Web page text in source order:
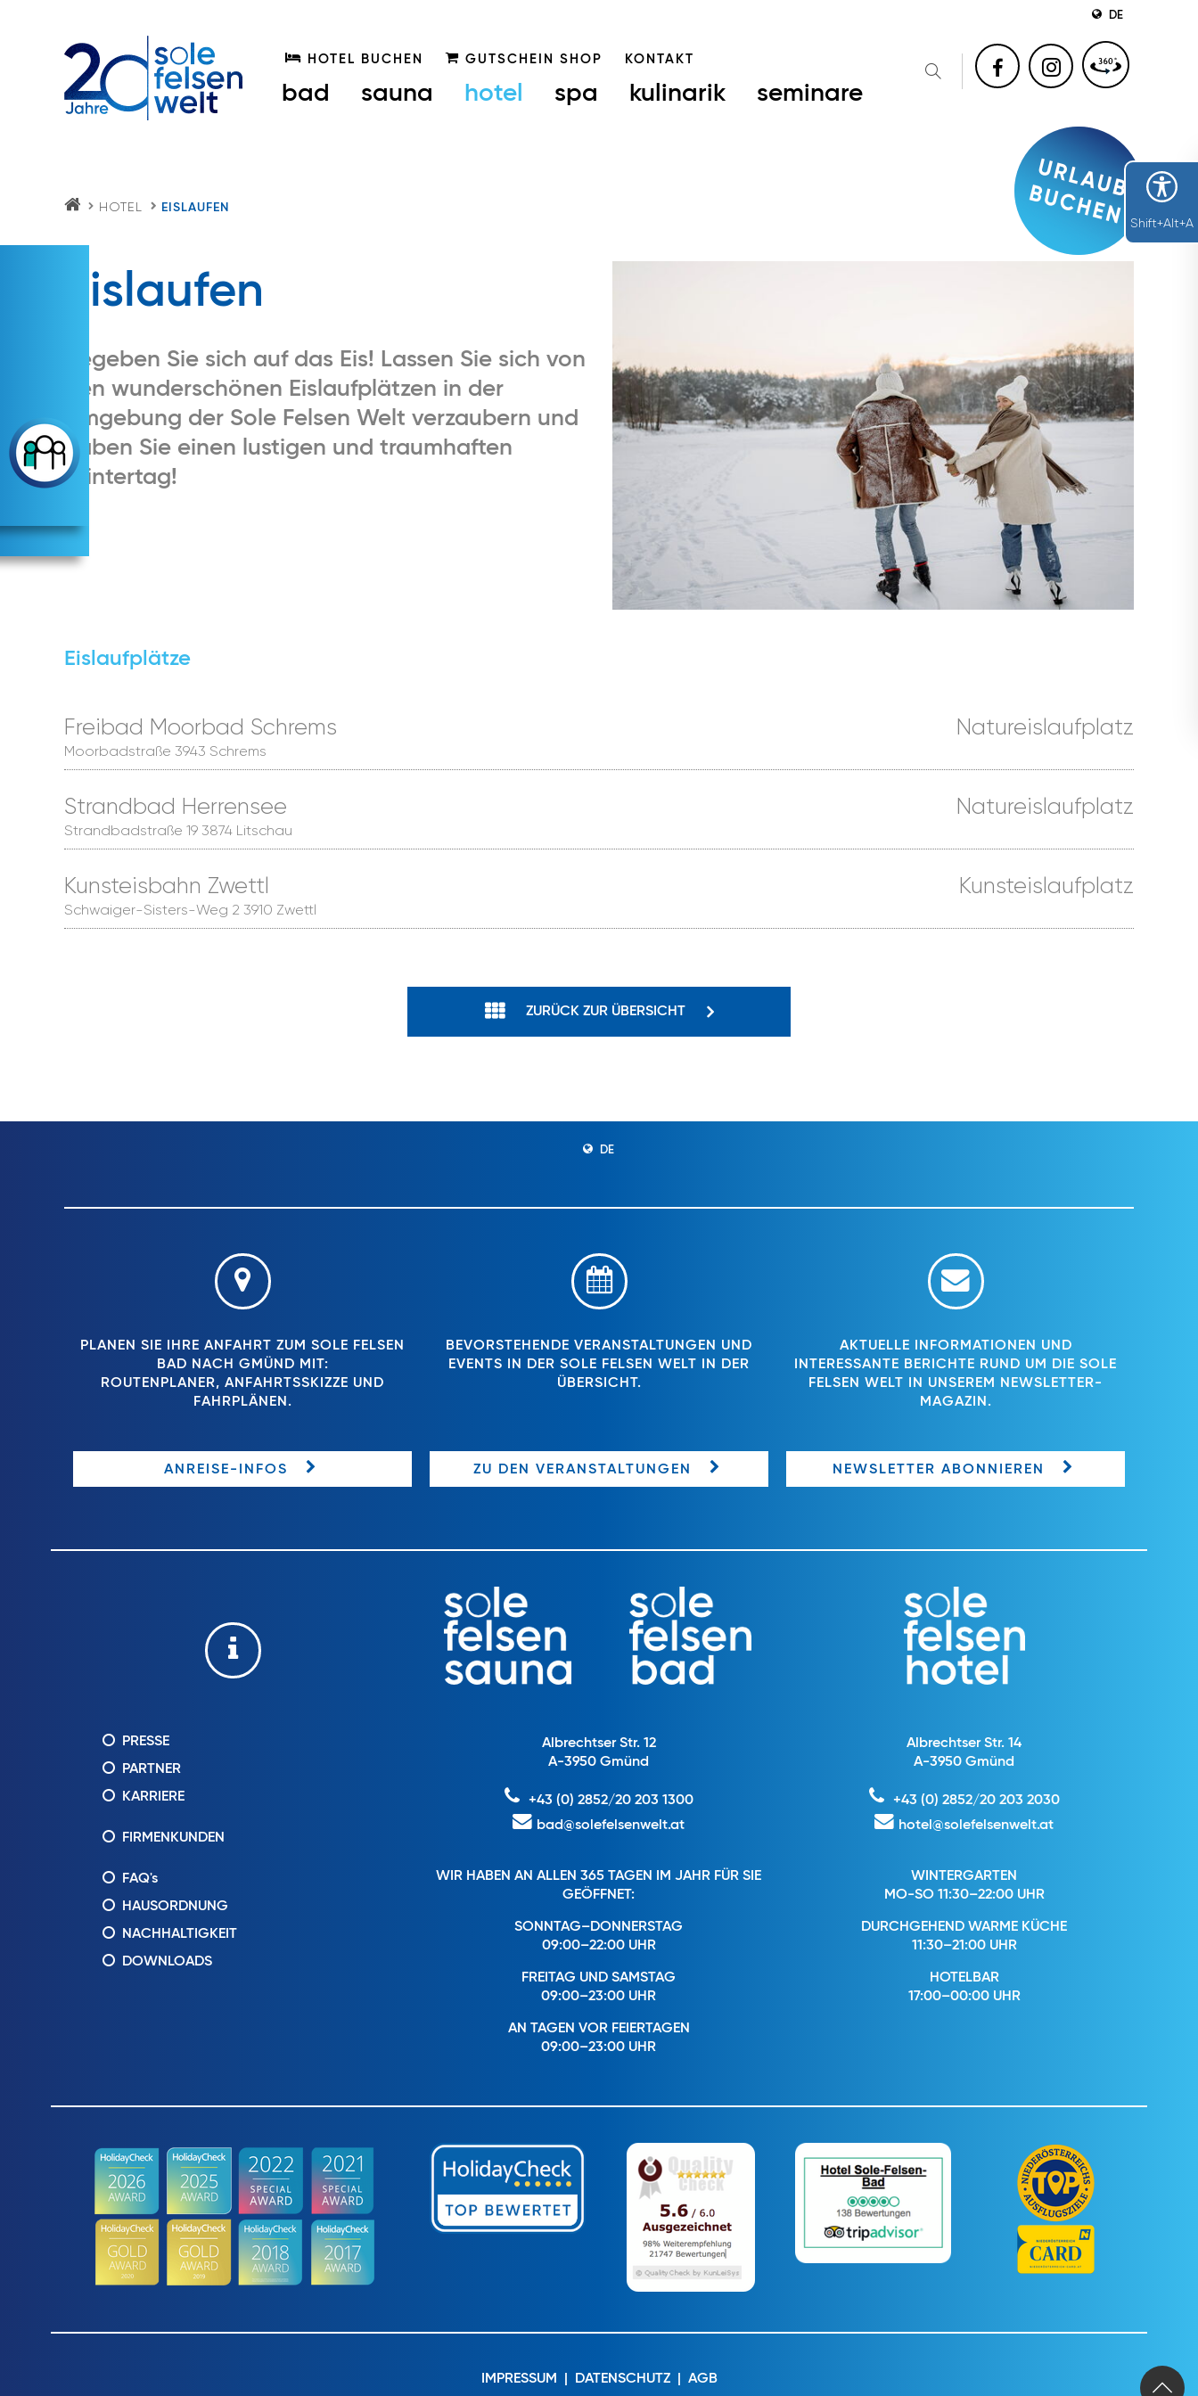
DE
HOTEL BUCHEN GUTSCHEIN SHOP KONTAKT
bad sauna hotel spa kulinarik seminare
HOTEL EISLAUFEN
Eislaufen
Begeben Sie sich auf das Eis! Lassen Sie sich von
den wunderschönen Eislaufplätzen in der
Umgebung der Sole Felsen Welt verzaubern und
haben Sie einen lustigen und traumhaften
Wintertag!
Eislaufplätze
Freibad Moorbad Schrems Natureislaufplatz
Moorbadstraße 3943 Schrems
Strandbad Herrensee Natureislaufplatz
Strandbadstraße 19 3874 Litschau
Kunsteisbahn Zwettl Kunsteislaufplatz
Schwaiger-Sisters-Weg 2 3910 Zwettl
ZURÜCK ZUR ÜBERSICHT
DE
PLANEN SIE IHRE ANFAHRT ZUM SOLE FELSEN
BAD NACH GMÜND MIT:
ROUTENPLANER, ANFAHRTSSKIZZE UND
FAHRPLÄNEN.
ANREISE-INFOS
BEVORSTEHENDE VERANSTALTUNGEN UND
EVENTS IN DER SOLE FELSEN WELT IN DER
ÜBERSICHT.
ZU DEN VERANSTALTUNGEN
AKTUELLE INFORMATIONEN UND
INTERESSANTE BERICHTE RUND UM DIE SOLE
FELSEN WELT IN UNSEREM NEWSLETTER-
MAGAZIN.
NEWSLETTER ABONNIEREN
PRESSE
PARTNER
KARRIERE
FIRMENKUNDEN
FAQ's
HAUSORDNUNG
NACHHALTIGKEIT
DOWNLOADS
Albrechtser Str. 12
A-3950 Gmünd
+43 (0) 2852/20 203 1300
bad@solefelsenwelt.at
WIR HABEN AN ALLEN 365 TAGEN IM JAHR FÜR SIE
GEÖFFNET:
SONNTAG–DONNERSTAG
09:00–22:00 UHR
FREITAG UND SAMSTAG
09:00–23:00 UHR
AN TAGEN VOR FEIERTAGEN
09:00–23:00 UHR
Albrechtser Str. 14
A-3950 Gmünd
+43 (0) 2852/20 203 2030
hotel@solefelsenwelt.at
WINTERGARTEN
MO-SO 11:30–22:00 UHR
DURCHGEHEND WARME KÜCHE
11:30–21:00 UHR
HOTELBAR
17:00–00:00 UHR
IMPRESSUM DATENSCHUTZ| AGB
Shift+Alt+A